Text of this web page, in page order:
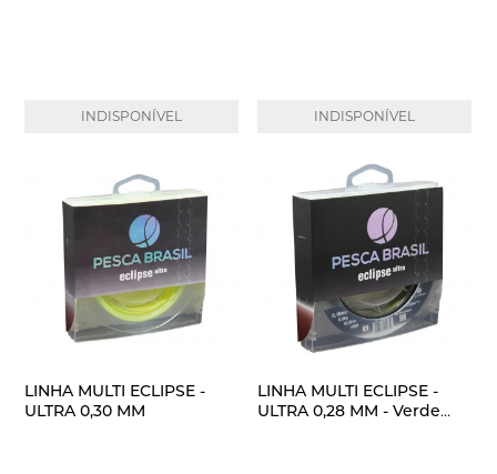
INDISPONÍVEL INDISPONÍVEL
LINHA MULTI ECLIPSE -
ULTRA 0,30 MM
LINHA MULTI ECLIPSE -
ULTRA 0,28 MM - Verde